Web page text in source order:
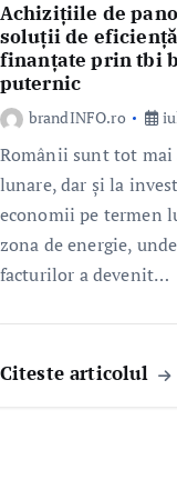
Achizițiile de
soluții de
finanțate prin tbi
puternic
brandINFO.ro
Românii sunt tot
lunare, dar și la
economii pe termen
zona de energie,
facturilor a devenit…
Citeste articolul